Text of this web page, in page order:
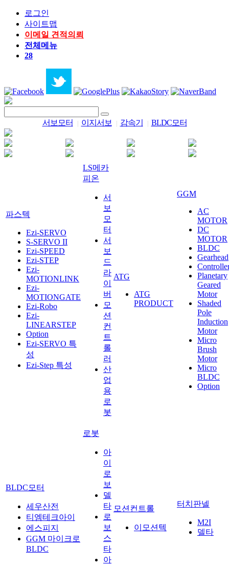
로그인
사이트맵
이메일 견적의뢰
전체메뉴
28
서보모터 이지서보 감속기 BLDC모터
파스텍
Ezi-SERVO
S-SERVO II
Ezi-SPEED
Ezi-STEP
Ezi-
MOTIONLINK
Ezi-
MOTIONGATE
Ezi-Robo
Ezi-
LINEARSTEP
Option
Ezi-SERVO 특
성
Ezi-Step 특성
LS메카
피온
서
보
모
터
서
보
드
라
이
버
모
션
컨
트
롤
러
산
업
용
로
봇
ATG
ATG
PRODUCT
GGM
AC
MOTOR
DC
MOTOR
BLDC
Gearhead
Planetary
Geared
Motor
Shaded
Pole
Induction
Motor
Micro
Brush
Motor
Micro
BLDC
Option
BLDC모터
세우산전
티엠테크아이
에스피지
GGM 마이크로
BLDC
로봇
아
이
로
보
델
타
로
보
스
타
아
모션컨트롤
이모션텍
터치판넬
M2I
델타